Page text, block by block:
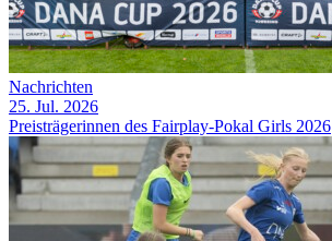
Nachrichten
25. Jul. 2026
Preisträgerinnen des Fairplay-Pokal Girls 2026